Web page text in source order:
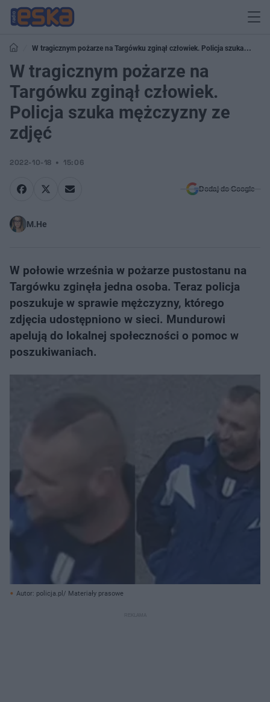
W tragicznym pożarze na Targówku zginął człowiek. Policja szuka
mężczyzny ze zdjęć
W tragicznym pożarze na
Targówku zginął człowiek.
Policja szuka mężczyzny ze
zdjęć
2022-10-18 15:06
Dodaj do Google
M.He
W połowie września w pożarze pustostanu na
Targówku zginęła jedna osoba. Teraz policja
poszukuje w sprawie mężczyzny, którego
zdjęcia udostępniono w sieci. Mundurowi
apelują do lokalnej społeczności o pomoc w
poszukiwaniach.
Autor: policja.pl/ Materiały prasowe